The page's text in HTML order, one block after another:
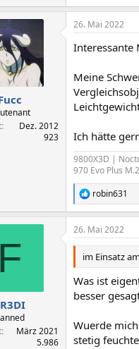
Dez. 2012
923
26. Mai 2022
Interessante
Meine
Ich hätte
9800X3D |
970 Evo Plus
R
e
a
k
t
o
n
e
n
robin631
F
März 2021
5.986
26. Mai 2022
im Einsatz
Was ist
besser
Wuerde
stetig